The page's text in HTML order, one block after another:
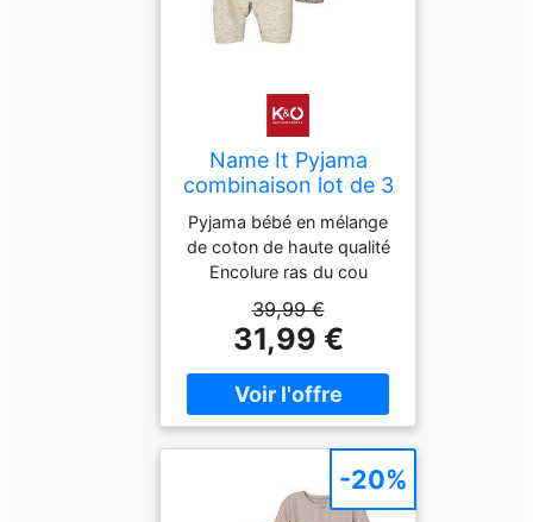
Name It Pyjama
combinaison lot de 3
NBNNIGHTSUIT
beige 86
Pyjama bébé en mélange
de coton de haute qualité
Encolure ras du cou
Coupe confortable Lot de
3 Deux avec imprimé Un
de couleur unie Boutons-
pression pratiques Nom
de la couleur : Kaki vintage
Composition : 95 %
coton, 5 % élasthanne
39,99 €
31,99 €
-20%